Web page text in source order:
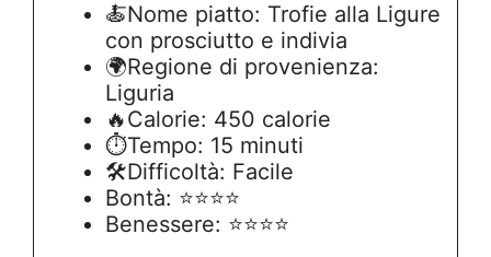
🍝Nome piatto: Trofie alla Ligure
con prosciutto e indivia
🌍Regione di provenienza:
Liguria
🔥Calorie: 450 calorie
⏱️Tempo: 15 minuti
🛠️Difficoltà: Facile
Bontà: ⭐⭐⭐⭐
Benessere: ⭐⭐⭐⭐